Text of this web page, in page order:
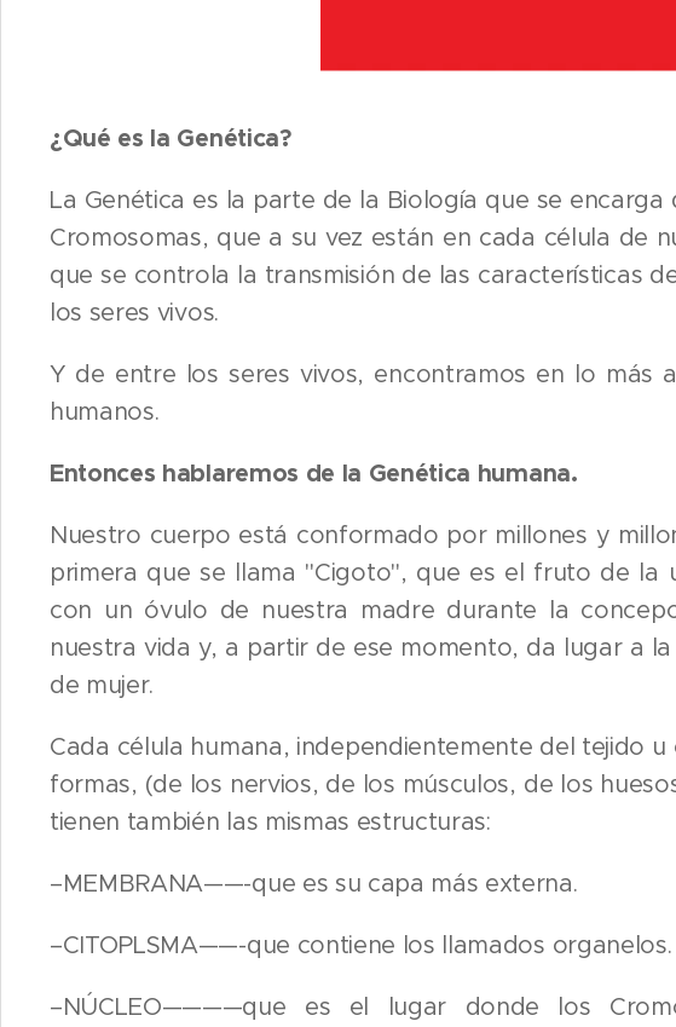
¿Qué es la Genética?
La Genética es la parte de la Biología que se
Cromosomas, que a su vez están en cada célula de
que se controla la transmisión de las características
los seres vivos.
Y de entre los seres vivos, encontramos en lo más
humanos.
Entonces hablaremos de la Genética humana.
Nuestro cuerpo está conformado por millones y
primera que se llama "Cigoto", que es el fruto de la
con un óvulo de nuestra madre durante la
nuestra vida y, a partir de ese momento, da lugar a
de mujer.
Cada célula humana, independientemente del tejido
formas, (de los nervios, de los músculos, de los
tienen también las mismas estructuras:
–MEMBRANA——-que es su capa más externa.
–CITOPLSMA——-que contiene los llamados organelos.
–NÚCLEO————que es el lugar donde los